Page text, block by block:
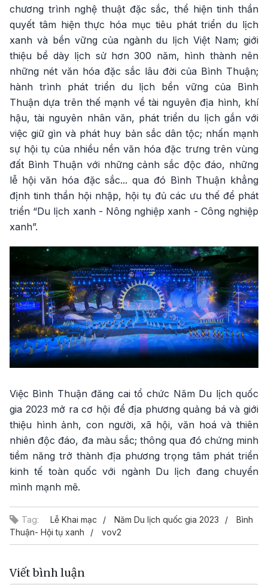
chương trình nghệ thuật đặc sắc, thể hiện tinh thần
quyết tâm hiện thực hóa mục tiêu phát triển du lịch
xanh và bền vững của ngành du lịch Việt Nam; giới
thiệu bề dày lịch sử hơn 300 năm, hình thành nên
những nét văn hóa đặc sắc lâu đời của Bình Thuận;
hành trình phát triển du lịch bền vững của Bình
Thuận dựa trên thế mạnh về tài nguyên địa hình, khí
hậu, tài nguyên nhân văn, phát triển du lịch gắn với
việc giữ gìn và phát huy bản sắc dân tộc; nhấn mạnh
sự hội tụ của nhiều nền văn hóa đặc trưng trên vùng
đất Bình Thuận với những cảnh sắc độc đáo, những
lễ hội văn hóa đặc sắc... qua đó Bình Thuận khẳng
định tinh thần hội nhập, hội tụ đủ các ưu thế để phát
triển “Du lịch xanh - Nông nghiệp xanh - Công nghiệp
xanh”.
Việc Bình Thuận đăng cai tổ chức Năm Du lịch quốc
gia 2023 mở ra cơ hội để địa phương quảng bá và giới
thiệu hình ảnh, con người, xã hội, văn hoá và thiên
nhiên độc đáo, đa màu sắc; thông qua đó chứng minh
tiềm năng trở thành địa phương trọng tâm phát triển
kinh tế toàn quốc với ngành Du lịch đang chuyển
mình mạnh mẽ.
Tag: Lễ Khai mạc Năm Du lịch quốc gia 2023
Bình
Thuận- Hội tụ xanh
vov2
Viết bình luận